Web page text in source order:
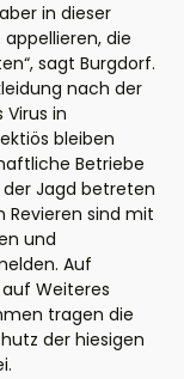
in dieser
die
sagt Burgdorf.
nach der
in
bleiben
Betriebe
Jagd betreten
Revieren sind mit
und
Auf
Weiteres
tragen die
der hiesigen